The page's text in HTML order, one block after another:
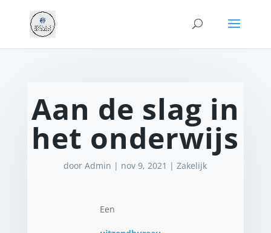
Aan de slag in
het onderwijs
doorAdmin | nov 9, 2021 |Zakelijk
Een